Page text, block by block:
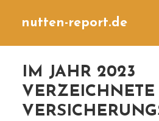
nutten-report.de
IM JAHR 2023